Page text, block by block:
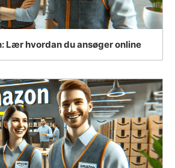
Lær hvordan du ansøger online